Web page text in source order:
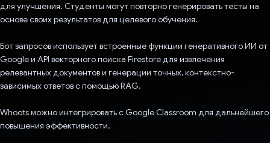
для улучшения. Студенты могут повторно генерировать тесты на
основе своих результатов для целевого обучения.
Бот запросов использует встроенные функции генеративного ИИ от
Google и API векторного поиска Firestore для извлечения
релевантных документов и генерации точных, контекстно-
зависимых ответов с помощью RAG.
Whoots можно интегрировать с Google Classroom для дальнейшего
повышения эффективности.